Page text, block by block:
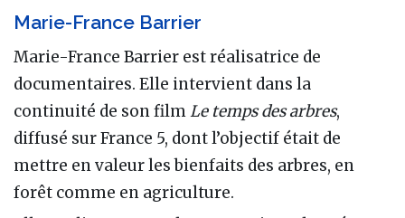
Marie-France Barrier
Marie-France Barrier est réalisatrice de
documentaires. Elle intervient dans la
continuité de son filmLe temps des arbres,
diffusé sur France 5, dont l’objectif était de
mettre en valeur les bienfaits des arbres, en
forêt comme en agriculture.